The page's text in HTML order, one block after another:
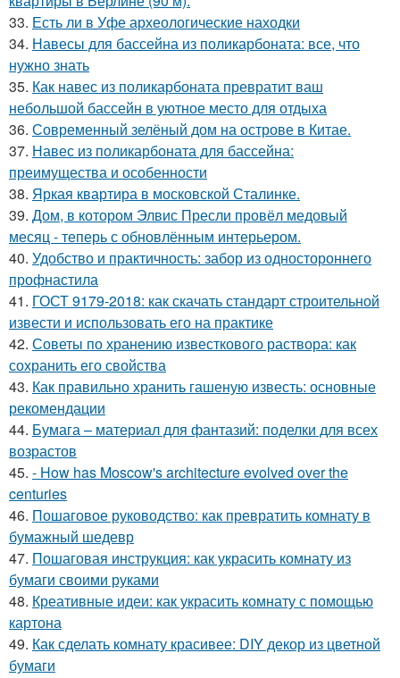
33. Есть ли в Уфе археологические находки
34. Навесы для бассейна из поликарбоната: все, что
нужно знать
35. Как навес из поликарбоната превратит ваш
небольшой бассейн в уютное место для отдыха
36. Современный зелёный дом на острове в Китае.
37. Навес из поликарбоната для бассейна:
преимущества и особенности
38. Яркая квартира в московской Сталинке.
39. Дом, в котором Элвис Пресли провёл медовый
месяц - теперь с обновлённым интерьером.
40. Удобство и практичность: забор из одностороннего
профнастила
41. ГОСТ 9179-2018: как скачать стандарт строительной
извести и использовать его на практике
42. Советы по хранению известкового раствора: как
сохранить его свойства
43. Как правильно хранить гашеную известь: основные
рекомендации
44. Бумага – материал для фантазий: поделки для всех
возрастов
45. - How has Moscow's architecture evolved over the
centuries
46. Пошаговое руководство: как превратить комнату в
бумажный шедевр
47. Пошаговая инструкция: как украсить комнату из
бумаги своими руками
48. Креативные идеи: как украсить комнату с помощью
картона
49. Как сделать комнату красивее: DIY декор из цветной
бумаги